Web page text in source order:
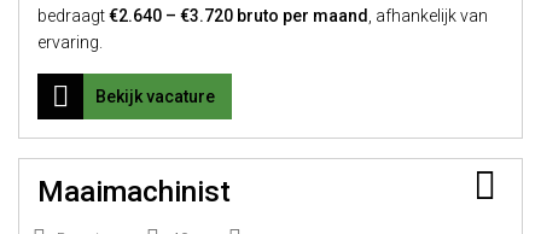
bedraagt€2.640 – €3.720 bruto per maand
, afhankelijk van
ervaring.
Bekijk vacature
Maaimachinist